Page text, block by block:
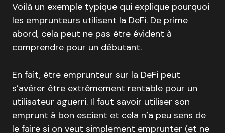
Voilà un exemple typique qui explique pourquoi
les emprunteurs utilisent la DeFi. De prime
abord, cela peut ne pas être évident à
comprendre pour un débutant.
En fait, être emprunteur sur la DeFi peut
s’avérer être extrêmement rentable pour un
utilisateur aguerri. Il faut savoir utiliser son
emprunt à bon escient et cela n’a peu sens de
le faire si on veut simplement emprunter (et ne